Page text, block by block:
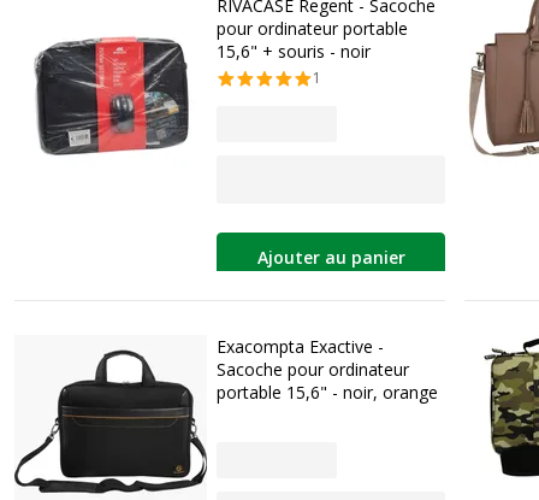
RIVACASE Regent - Sacoche
pour ordinateur portable
15,6" + souris - noir
1
Ajouter au panier
Exacompta Exactive -
Sacoche pour ordinateur
portable 15,6" - noir, orange